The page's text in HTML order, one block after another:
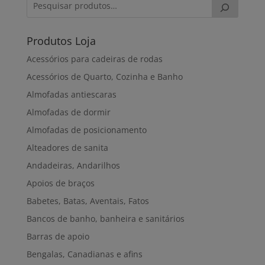
Produtos Loja
Acessórios para cadeiras de rodas
Acessórios de Quarto, Cozinha e Banho
Almofadas antiescaras
Almofadas de dormir
Almofadas de posicionamento
Alteadores de sanita
Andadeiras, Andarilhos
Apoios de braços
Babetes, Batas, Aventais, Fatos
Bancos de banho, banheira e sanitários
Barras de apoio
Bengalas, Canadianas e afins